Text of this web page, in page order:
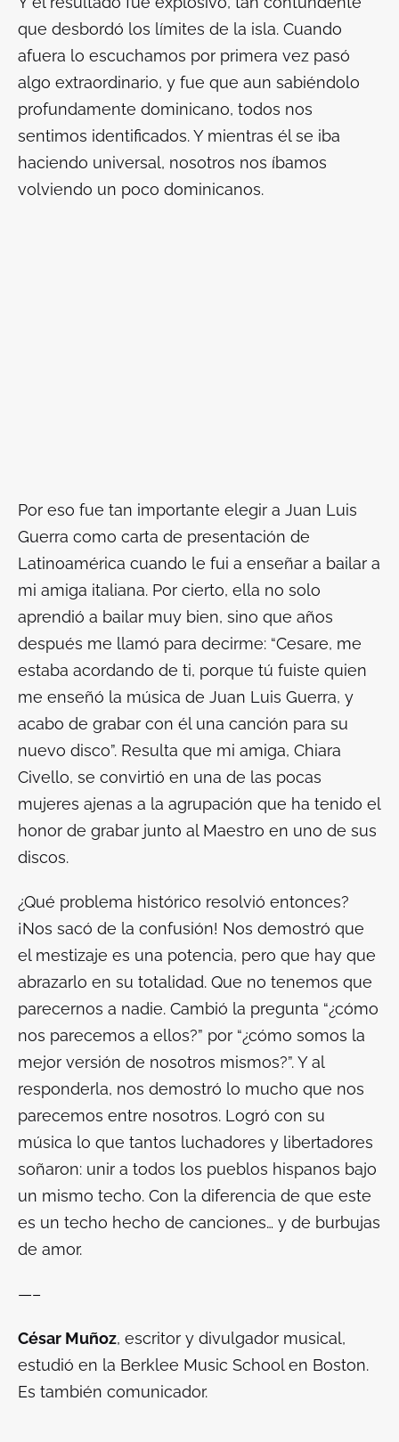
que desbordó los límites de la isla. Cuando
afuera lo escuchamos por primera vez pasó
algo extraordinario, y fue que aun sabiéndolo
profundamente dominicano, todos nos
sentimos identificados. Y mientras él se iba
haciendo universal, nosotros nos íbamos
volviendo un poco dominicanos.
Por eso fue tan importante elegir a Juan Luis
Guerra como carta de presentación de
Latinoamérica cuando le fui a enseñar a bailar a
mi amiga italiana. Por cierto, ella no solo
aprendió a bailar muy bien, sino que años
después me llamó para decirme: “Cesare, me
estaba acordando de ti, porque tú fuiste quien
me enseñó la música de Juan Luis Guerra, y
acabo de grabar con él una canción para su
nuevo disco”. Resulta que mi amiga, Chiara
Civello, se convirtió en una de las pocas
mujeres ajenas a la agrupación que ha tenido el
honor de grabar junto al Maestro en uno de sus
discos.
¿Qué problema histórico resolvió entonces?
¡Nos sacó de la confusión! Nos demostró que
el mestizaje es una potencia, pero que hay que
abrazarlo en su totalidad. Que no tenemos que
parecernos a nadie. Cambió la pregunta “¿cómo
nos parecemos a ellos?” por “¿cómo somos la
mejor versión de nosotros mismos?”. Y al
responderla, nos demostró lo mucho que nos
parecemos entre nosotros. Logró con su
música lo que tantos luchadores y libertadores
soñaron: unir a todos los pueblos hispanos bajo
un mismo techo. Con la diferencia de que este
es un techo hecho de canciones… y de burbujas
de amor.
—–
César Muñoz, escritor y divulgador musical,
estudió en la Berklee Music School en Boston.
Es también comunicador.